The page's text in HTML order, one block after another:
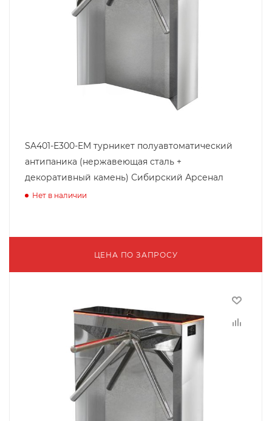
SA401-Е300-EM турникет полуавтоматический
антипаника (нержавеющая сталь +
декоративный камень) Сибирский Арсенал
Нет в наличии
ЦЕНА ПО ЗАПРОСУ